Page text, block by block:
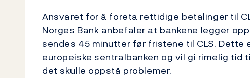
Ansvaret for å foreta rettidige betalinger til
Norges Bank anbefaler at bankene legger
sendes 45 minutter før fristene til CLS. Dette
europeiske sentralbanken og vil gi rimelig
det skulle oppstå problemer.